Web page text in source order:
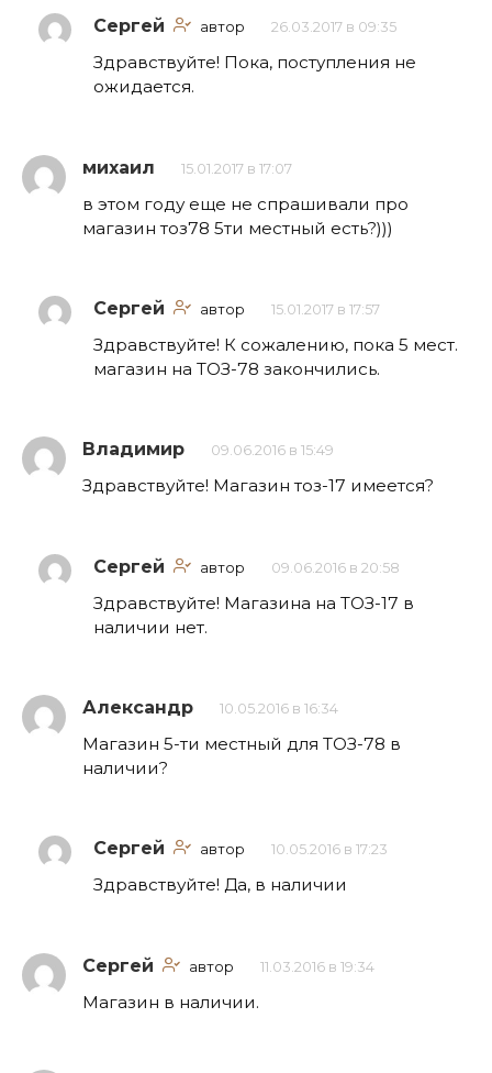
Сергей автор 26.03.2017 в 09:35
Здравствуйте! Пока, поступления не
ожидается.
михаил 15.01.2017 в 17:07
в этом году еще не спрашивали про
магазин тоз78 5ти местный есть?)))
Сергей автор 15.01.2017 в 17:57
Здравствуйте! К сожалению, пока 5 мест.
магазин на ТОЗ-78 закончились.
Владимир 09.06.2016 в 15:49
Здравствуйте! Магазин тоз-17 имеется?
Сергей автор 09.06.2016 в 20:58
Здравствуйте! Магазина на ТОЗ-17 в
наличии нет.
Александр 10.05.2016 в 16:34
Магазин 5-ти местный для ТОЗ-78 в
наличии?
Сергей автор 10.05.2016 в 17:23
Здравствуйте! Да, в наличии
Сергей автор 11.03.2016 в 19:34
Магазин в наличии.